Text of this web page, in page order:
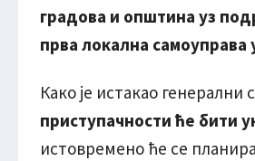
градова и општина уз
прва локална самоуправа
Како је истакао
приступачности ће бити
истовремено ће се